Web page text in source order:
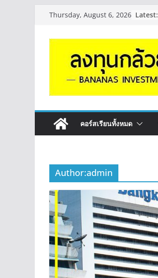
content
Thursday, August 6, 2026 Latest:
คอร์สเรียนทั้งหมด
Author:admin